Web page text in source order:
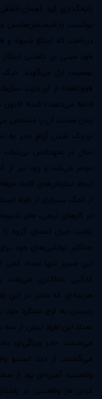
پایه‌گذاری کرد. (همان
توانست با انیمیشن‌هایش
دریافت که ابداع شیوه و
خود مبنی بر داشتن
توصیف اپل می‌گوید: «یک
فوق‌العاده از آن دارند.
ادامه می‌دهد.» البته اکنون
زمان صحت آن ‌را مشخص
نزدیک شدن آرام جابز به
مثال در تعهداتش
مردم می‌شد و زود نیز از
ایجاد سازمان‌های کاملا
از کمک بسیاری از افراد
در کارهای تیمی، جابز
رقابت میان اعضای گروه
حداکثر توانایی‌های خود
این مسیر تنها تعداد کمی
کارآیی حداکثری می‌شد،
هزینه‌ای که مدیر در این
رسیدن به اوج عملکرد خود
تعداد این افراد بیش از سه
می‌شدند. جابز ویژگی‌ای
می‌گفتند. از دید استیو
واقعیت، آمیزه‌ای بود از
کردن هر واقعیتی در